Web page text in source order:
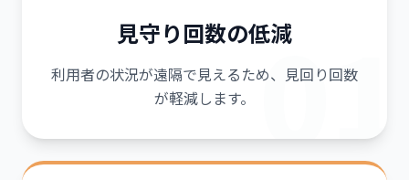
01
見守り回数の低減
利用者の状況が遠隔で見えるため、見回り回数
が軽減します。